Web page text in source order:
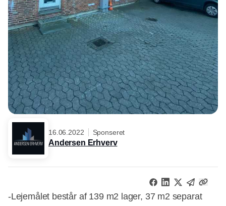
16.06.2022 Sponseret
Andersen Erhverv
-Lejemålet består af 139 m2 lager, 37 m2 separat